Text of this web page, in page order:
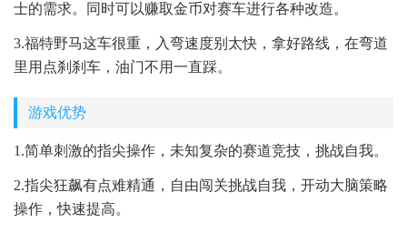
士的需求。同时可以赚取金币对赛车进行各种改造。
3.福特野马这车很重，入弯速度别太快，拿好路线，在弯道
里用点刹刹车，油门不用一直踩。
游戏优势
1.简单刺激的指尖操作，未知复杂的赛道竞技，挑战自我。
2.指尖狂飙有点难精通，自由闯关挑战自我，开动大脑策略
操作，快速提高。